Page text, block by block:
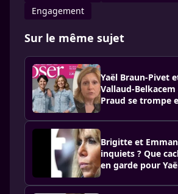
Engagement
Sur le même sujet
Yaël Braun-Pivet
Vallaud-
Praud se trompe
Brigitte et
inquiets ? Que
en garde pour